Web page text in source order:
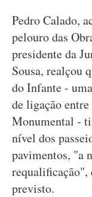
Pedro Calado,
pelouro das
presidente da
Sousa, realçou
do Infante -
de ligação
Monumental -
nível dos
pavimentos, "a
requalificação",
previsto.